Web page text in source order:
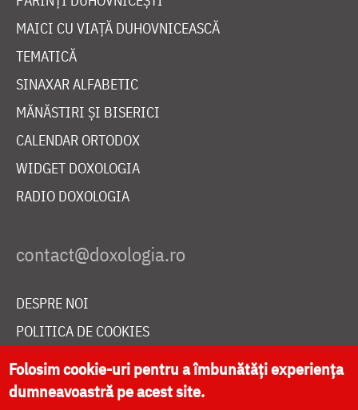
MAICI CU VIAȚĂ DUHOVNICEASCĂ
TEMATICĂ
SINAXAR ALFABETIC
MĂNĂSTIRI ȘI BISERICI
CALENDAR ORTODOX
WIDGET DOXOLOGIA
RADIO DOXOLOGIA
DESPRE NOI
POLITICA DE COOKIES
DONEAZĂ ONLINE PENTRU CATEDRALA NAȚIONALĂ
Folosim cookie-uri pentru a îmbunătăți experiența
dumneavoastră pe acest site.